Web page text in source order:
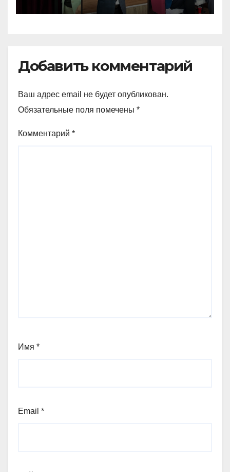
Добавить комментарий
Ваш адрес email не будет опубликован.
Обязательные поля помечены *
Комментарий *
Имя *
Email *